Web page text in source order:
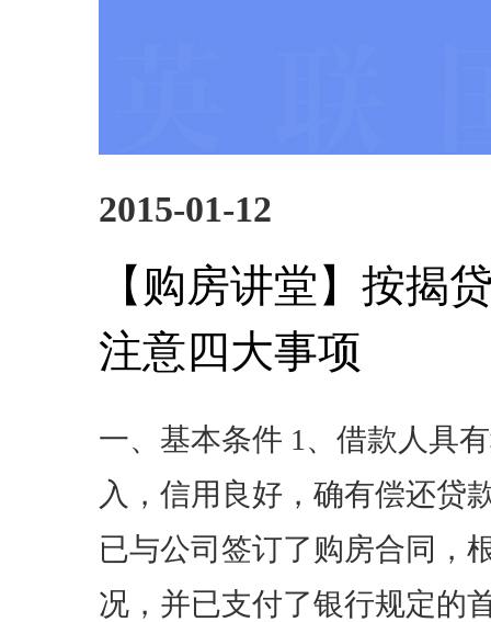
2015-01-12
【购房讲堂】按揭
注意四大事项
一、基本条件 1、借款人具
入，信用良好，确有偿还贷
已与公司签订了购房合同，
况，并已支付了银行规定的